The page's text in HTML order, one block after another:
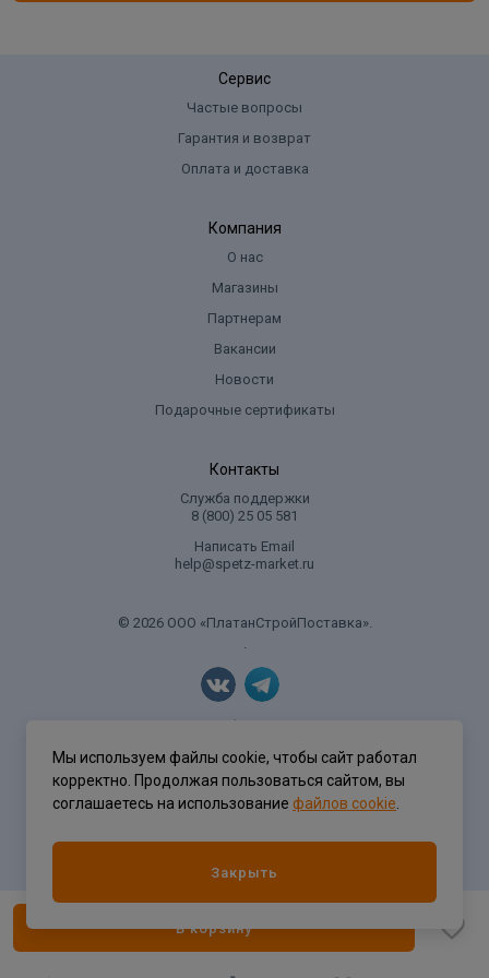
В корзину
Сервис
Частые вопросы
Гарантия и возврат
Оплата и доставка
Компания
О нас
Магазины
Партнерам
Вакансии
Новости
Подарочные сертификаты
Контакты
Служба поддержки
8 (800) 25 05 581
Написать Email
help@spetz-market.ru
© 2026 ООО «ПлатанСтройПоставка».
.
Политика конфиденциальности
Мы используем файлы cookie, чтобы сайт работал
корректно. Продолжая пользоваться сайтом, вы
соглашаетесь на использование файлов cookie
Закрыть